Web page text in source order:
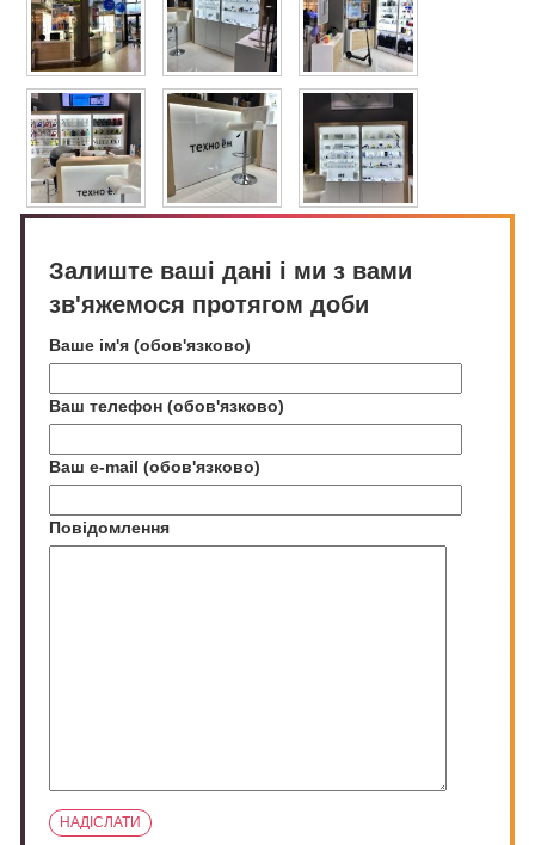
Залиште ваші дані і ми з вами
зв'яжемося протягом доби
Ваше ім'я (обов'язково)
Ваш телефон (обов'язково)
Ваш e-mail (обов'язково)
Повідомлення